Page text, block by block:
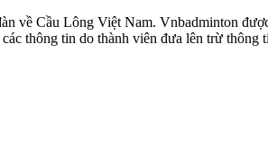
về Cầu Lông Việt Nam. Vnbadminton
thông tin do thành viên đưa lên trừ